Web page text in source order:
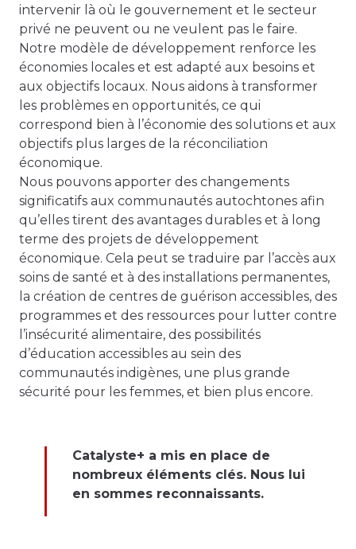
intervenir là où le gouvernement et le secteur
privé ne peuvent ou ne veulent pas le faire.
Notre modèle de développement renforce les
économies locales et est adapté aux besoins et
aux objectifs locaux. Nous aidons à transformer
les problèmes en opportunités, ce qui
correspond bien à l’économie des solutions et aux
objectifs plus larges de la réconciliation
économique.
Nous pouvons apporter des changements
significatifs aux communautés autochtones afin
qu’elles tirent des avantages durables et à long
terme des projets de développement
économique. Cela peut se traduire par l’accès aux
soins de santé et à des installations permanentes,
la création de centres de guérison accessibles, des
programmes et des ressources pour lutter contre
l’insécurité alimentaire, des possibilités
d’éducation accessibles au sein des
communautés indigènes, une plus grande
sécurité pour les femmes, et bien plus encore.
Catalyste+ a mis en place de
nombreux éléments clés. Nous lui
en sommes reconnaissants.